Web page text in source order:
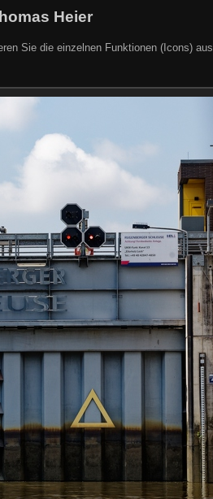
Heier
Sie die einzelnen Funktionen (Icons) aus.